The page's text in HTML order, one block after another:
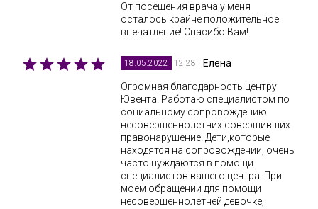
От посещения врача у меня
осталось крайне положительное
впечатление! Спасибо Вам!
18.05.2022 12:28 Елена
Огромная благодарность центру
Ювента! Работаю специалистом по
социальному сопровождению
несовершеннолетних совершивших
правонарушение. Дети,которые
находятся на сопровождении, очень
часто нуждаются в помощи
специалистов вашего центра. При
моем обращении для помощи
несовершеннолетней девочке,